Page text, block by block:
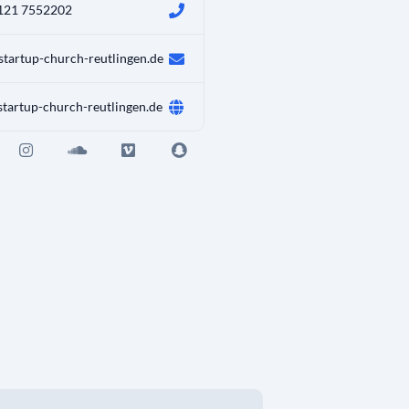
7552202
church-reutlingen.de
church-reutlingen.de